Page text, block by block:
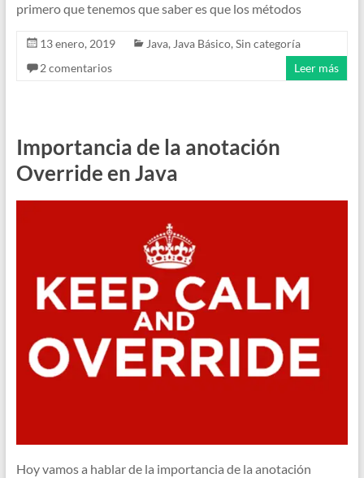
primero que tenemos que saber es que los métodos
13 enero, 2019 Java, Java Básico, Sin categoría
2 comentarios
Leer más
Importancia de la anotación
Override en Java
Hoy vamos a hablar de la importancia de la anotación